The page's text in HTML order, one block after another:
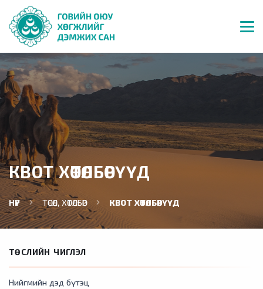
КВОТ ХӨТӨЛБӨРҮҮД
НҮҮР ТӨСӨЛ, ХӨТӨЛБӨР КВОТ ХӨТӨЛБӨРҮҮД
ТӨСЛИЙН ЧИГЛЭЛ
Нийгмийн дэд бүтэц